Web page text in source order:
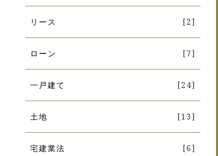
リース [2]
ローン [7]
一戸建て [24]
土地 [13]
宅建業法 [6]